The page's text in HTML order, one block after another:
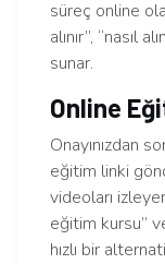
süreç online
alınır”, “nasıl
sunar.
Online
Onayınızdan
eğitim linki
videoları
eğitim kursu”
hızlı bir